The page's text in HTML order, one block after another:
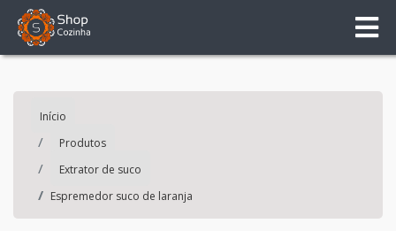
Início
Produtos
Extrator de suco
Espremedor suco de laranja